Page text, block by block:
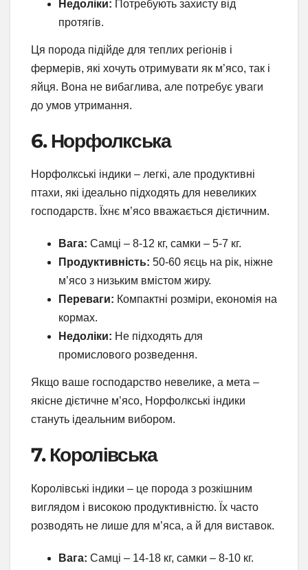
Недоліки: Потребують захисту від
протягів.
Ця порода підійде для теплих регіонів і
фермерів, які хочуть отримувати як м’ясо, так і
яйця. Вона не вибаглива, але потребує уваги
до умов утримання.
6. Норфолкська
Норфолкські індики – легкі, але продуктивні
птахи, які ідеально підходять для невеликих
господарств. Їхнє м’ясо вважається дієтичним.
Вага: Самці – 8-12 кг, самки – 5-7 кг.
Продуктивність: 50-60 яєць на рік, ніжне
м’ясо з низьким вмістом жиру.
Переваги: Компактні розміри, економія на
кормах.
Недоліки: Не підходять для
промислового розведення.
Якщо ваше господарство невелике, а мета –
якісне дієтичне м’ясо, Норфолкські індики
стануть ідеальним вибором.
7. Королівська
Королівські індики – це порода з розкішним
виглядом і високою продуктивністю. Їх часто
розводять не лише для м’яса, а й для виставок.
Вага: Самці – 14-18 кг, самки – 8-10 кг.